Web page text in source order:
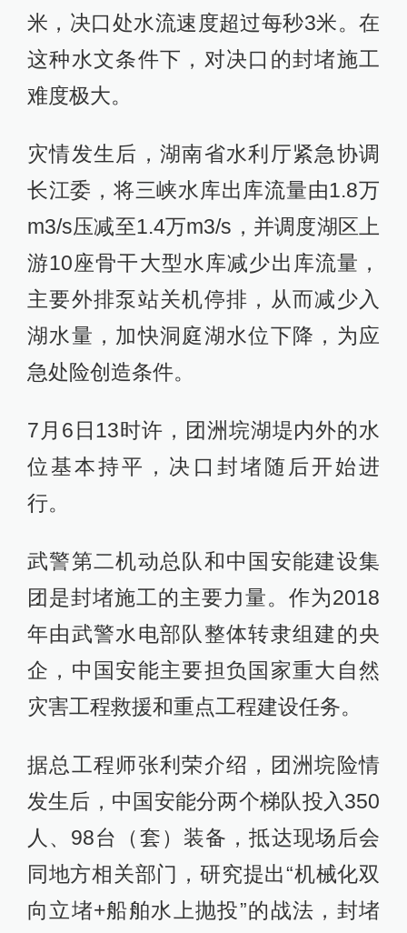
米，决口处水流速度超过每秒3米。在
这种水文条件下，对决口的封堵施工
难度极大。
灾情发生后，湖南省水利厅紧急协调
长江委，将三峡水库出库流量由1.8万
m3/s压减至1.4万m3/s，并调度湖区上
游10座骨干大型水库减少出库流量，
主要外排泵站关机停排，从而减少入
湖水量，加快洞庭湖水位下降，为应
急处险创造条件。
7月6日13时许，团洲垸湖堤内外的水
位基本持平，决口封堵随后开始进
行。
武警第二机动总队和中国安能建设集
团是封堵施工的主要力量。作为2018
年由武警水电部队整体转隶组建的央
企，中国安能主要担负国家重大自然
灾害工程救援和重点工程建设任务。
据总工程师张利荣介绍，团洲垸险情
发生后，中国安能分两个梯队投入350
人、98台（套）装备，抵达现场后会
同地方相关部门，研究提出“机械化双
向立堵+船舶水上抛投”的战法，封堵